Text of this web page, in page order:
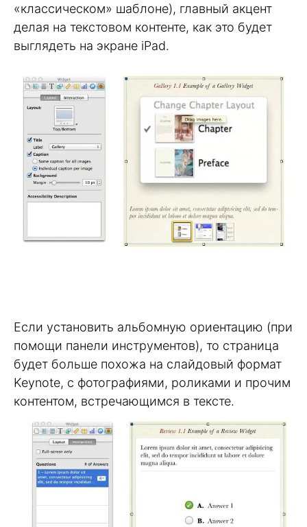
«классическом» шаблоне), главный акцент
делая на текстовом контенте, как это будет
выглядеть на экране iPad.
Если установить альбомную ориентацию (при
помощи панели инструментов), то страница
будет больше похожа на слайдовый формат
Keynote, с фотографиями, роликами и прочим
контентом, встречающимся в тексте.